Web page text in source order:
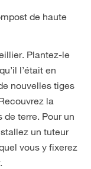
de haute
Plantez-le
l’était en
nouvelles tiges
la
terre. Pour un
un tuteur
vous y fixerez